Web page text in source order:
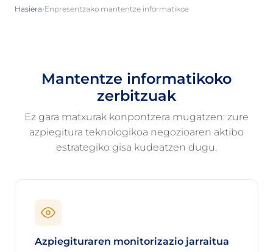
Hasiera›Enpresentzako mantentze informatikoa
Mantentze informatikoko
zerbitzuak
Ez gara matxurak konpontzera mugatzen: zure
azpiegitura teknologikoa negozioaren aktibo
estrategiko gisa kudeatzen dugu.
Azpiegituraren monitorizazio jarraitua